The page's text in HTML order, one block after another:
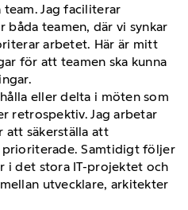
Jag faciliterar
teamen, där vi synkar
arbetet. Här är mitt
för att teamen ska kunna
eller delta i möten som
retrospektiv. Jag arbetar
att säkerställa att
Samtidigt följer
i det stora IT-projektet och
utvecklare, arkitekter